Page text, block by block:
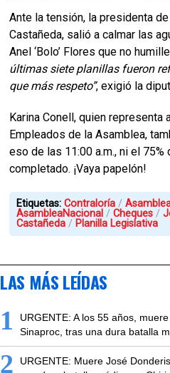
Ante la tensión, la presidenta
Castañeda, salió a calmar las
Anel ‘Bolo’ Flores que no
últimas siete planillas fueron
que más respeto”, exigió la
Karina Conell, quien representa
Empleados de la Asamblea,
eso de las 11:00 a.m., ni el
completado. ¡Vaya papelón!
Etiquetas:Contraloría
AsambleaNacional
Cheques
Castañeda
Planilla Legislativa
LAS MÁS LEÍDAS
1
URGENTE: A los 55 años,
Sinaproc, tras una dura batalla
2
URGENTE: Muere José